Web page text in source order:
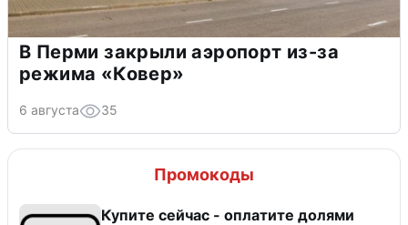
В Перми закрыли аэропорт из-за
режима «Ковер»
6 августа 35
Промокоды
Купите сейчас - оплатите долями